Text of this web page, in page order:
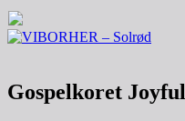
Gospelkoret